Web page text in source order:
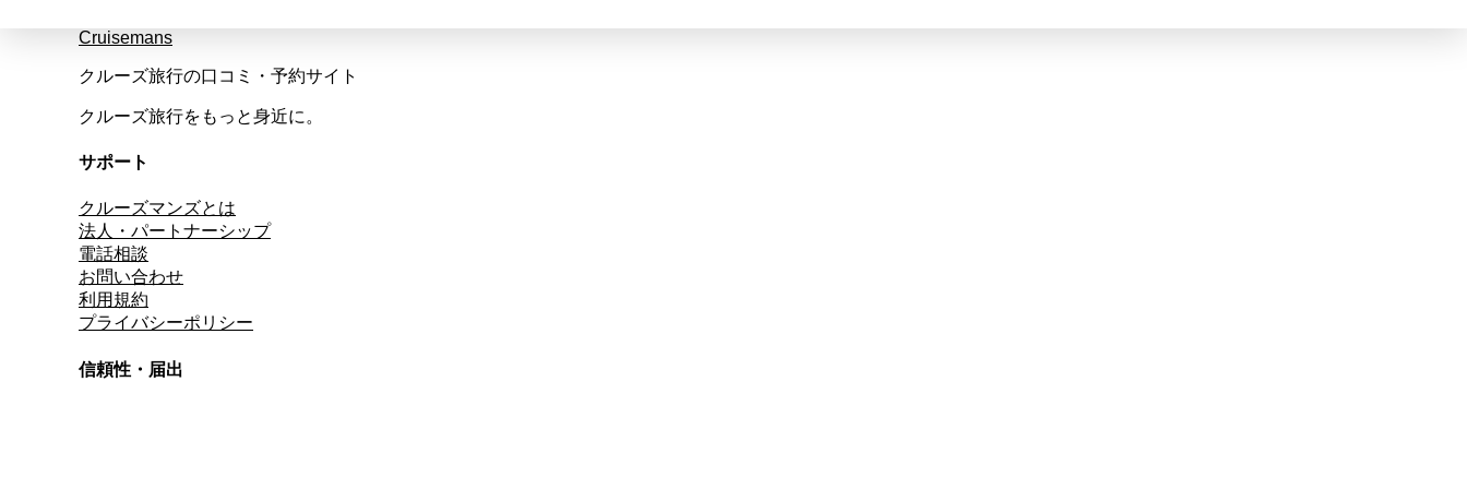
Cruisemans
クルーズ旅行の口コミ・予約サイト
クルーズ旅行をもっと身近に。
サポート
クルーズマンズとは
法人・パートナーシップ
電話相談
お問い合わせ
利用規約
プライバシーポリシー
信頼性・届出